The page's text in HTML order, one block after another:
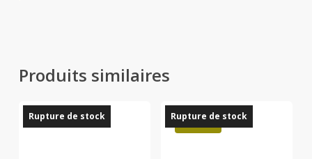
Produits similaires
Rupture de stock Rupture de stock
Promo !